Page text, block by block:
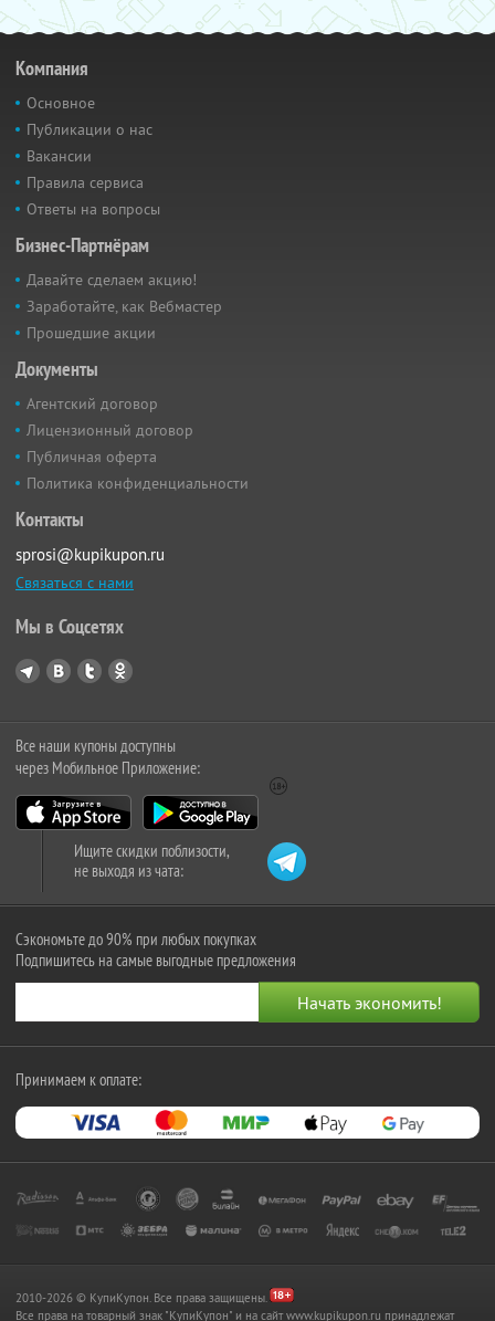
Компания
Основное
Публикации о нас
Вакансии
Правила сервиса
Ответы на вопросы
Бизнес-Партнёрам
Давайте сделаем акцию!
Заработайте, как Вебмастер
Прошедшие акции
Документы
Агентский договор
Лицензионный договор
Публичная оферта
Политика конфиденциальности
Контакты
sprosi@kupikupon.ru
Связаться с нами
Мы в Соцсетях
Все наши купоны доступны
через Мобильное Приложение:
Ищите скидки поблизости,
не выходя из чата:
Сэкономьте до 90% при любых покупках
Подпишитесь на самые выгодные предложения
Принимаем к оплате:
2010-2026 © КупиКупон. Все права защищены.
Все права на товарный знак "КупиКупон" и на сайт www.kupikupon.ru принадлежат